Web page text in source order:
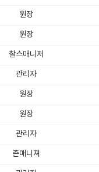
원장
원장
찰스매니저
관리자
원장
원장
관리자
존매니져